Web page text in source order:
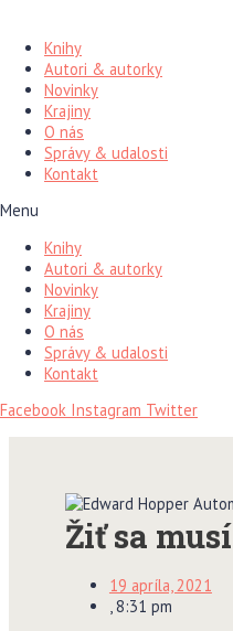
obsah
Knihy
Autori & autorky
Novinky
Krajiny
O nás
Správy & udalosti
Kontakt
Menu
Knihy
Autori & autorky
Novinky
Krajiny
O nás
Správy & udalosti
Kontakt
Facebook Instagram Twitter
Žiť sa musí
19 apríla, 2021
8:31 pm